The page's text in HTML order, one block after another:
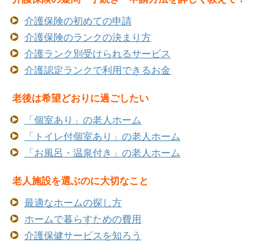
介護保険の初めての申請
介護保険のランクの決まり方
介護ランク別受けられるサービス
介護認定ランクで利用できるお金
老後は希望どおりに過ごしたい
「個室あり」の老人ホーム
「トイレ付個室あり」の老人ホーム
「お風呂・温泉付き」の老人ホーム
老人施設を選ぶのに大切なこと
最適なホームの探し方
ホームで暮らすための費用
介護保健サービスを知ろう